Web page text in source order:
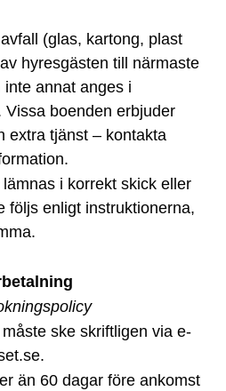
(glas, kartong, plast
hyresgästen till närmaste
annat anges i
Vissa boenden erbjuder
extra tjänst – kontakta
i korrekt skick eller
följs enligt instruktionerna,
ske skriftligen via e-
än 60 dagar före ankomst